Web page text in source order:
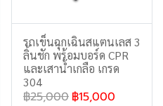
รถเข็นฉุกเฉินสแตนเลส 3
ลิ้นชัก พร้อมบอร์ด CPR
และเสาน้ำเกลือ เกรด
304
฿25,000 ฿15,000